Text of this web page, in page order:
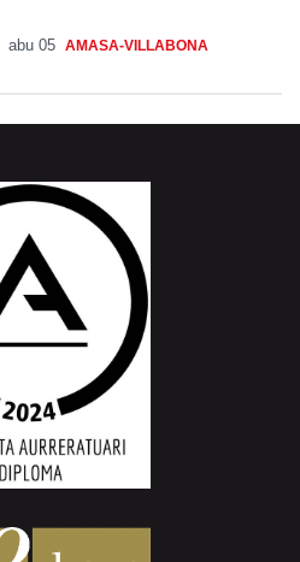
abu 05 AMASA-VILLABONA